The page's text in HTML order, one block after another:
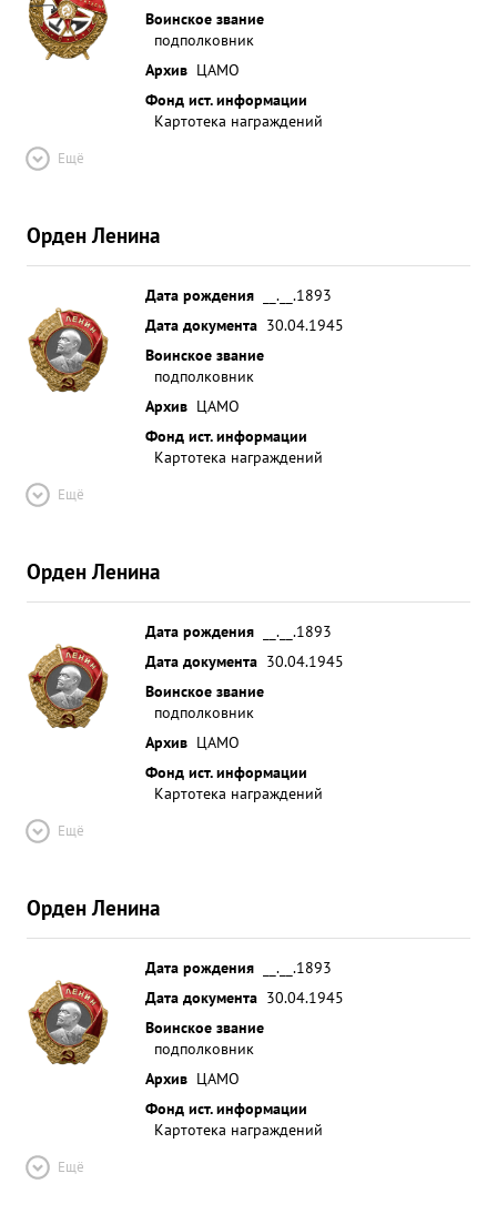
Воинское звание
подполковник
Архив ЦАМО
Фонд ист. информации
Картотека награждений
Ещё
Орден Ленина
Дата рождения
__.__.1893
Дата документа 30.04.1945
Воинское звание
подполковник
Архив ЦАМО
Фонд ист. информации
Картотека награждений
Ещё
Орден Ленина
Дата рождения
__.__.1893
Дата документа 30.04.1945
Воинское звание
подполковник
Архив ЦАМО
Фонд ист. информации
Картотека награждений
Ещё
Орден Ленина
Дата рождения
__.__.1893
Дата документа 30.04.1945
Воинское звание
подполковник
Архив ЦАМО
Фонд ист. информации
Картотека награждений
Ещё